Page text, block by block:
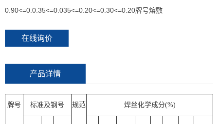
0.90<=0.0.35<=0.035<=0.20<=0.30<=0.20牌号熔敷
在线询价
产品详情
牌号 标准及钢号 规范 焊丝化学成分(%)